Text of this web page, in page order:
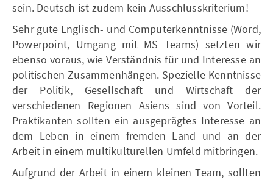
sein. Deutsch ist zudem kein Ausschlusskriterium!
Sehr gute Englisch- und Computerkenntnisse (Word,
Powerpoint, Umgang mit MS Teams) setzten wir
ebenso voraus, wie Verständnis für und Interesse an
politischen Zusammenhängen. Spezielle Kenntnisse
der Politik, Gesellschaft und Wirtschaft der
verschiedenen Regionen Asiens sind von Vorteil.
Praktikanten sollten ein ausgeprägtes Interesse an
dem Leben in einem fremden Land und an der
Arbeit in einem multikulturellen Umfeld mitbringen.
Aufgrund der Arbeit in einem kleinen Team, sollten